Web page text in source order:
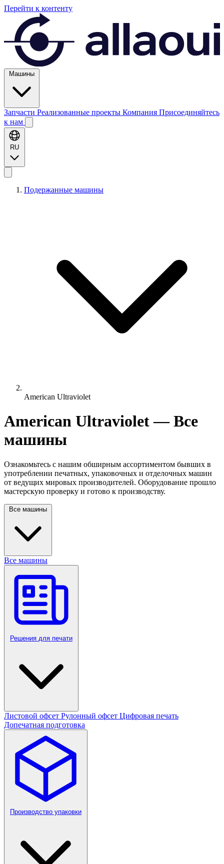
Перейти к контенту
Машины
Запчасти Реализованные проекты Компания Присоединяйтесь
к нам
RU
Подержанные машины
American Ultraviolet
American Ultraviolet — Все
машины
Ознакомьтесь с нашим обширным ассортиментом бывших в
употреблении печатных, упаковочных и отделочных машин
от ведущих мировых производителей. Оборудование прошло
мастерскую проверку и готово к производству.
Все машины
Все машины
Решения для печати
Листовой офсет Рулонный офсет Цифровая печать
Допечатная подготовка
Производство упаковки